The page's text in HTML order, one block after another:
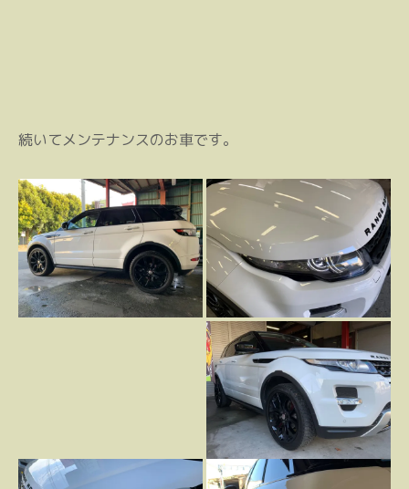
続いてメンテナンスのお車です。